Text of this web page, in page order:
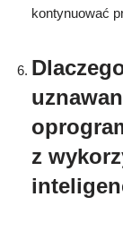
kontynuować
z